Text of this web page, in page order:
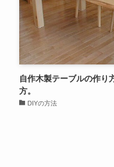
自作木製テーブルの作り
方。
DIYの方法